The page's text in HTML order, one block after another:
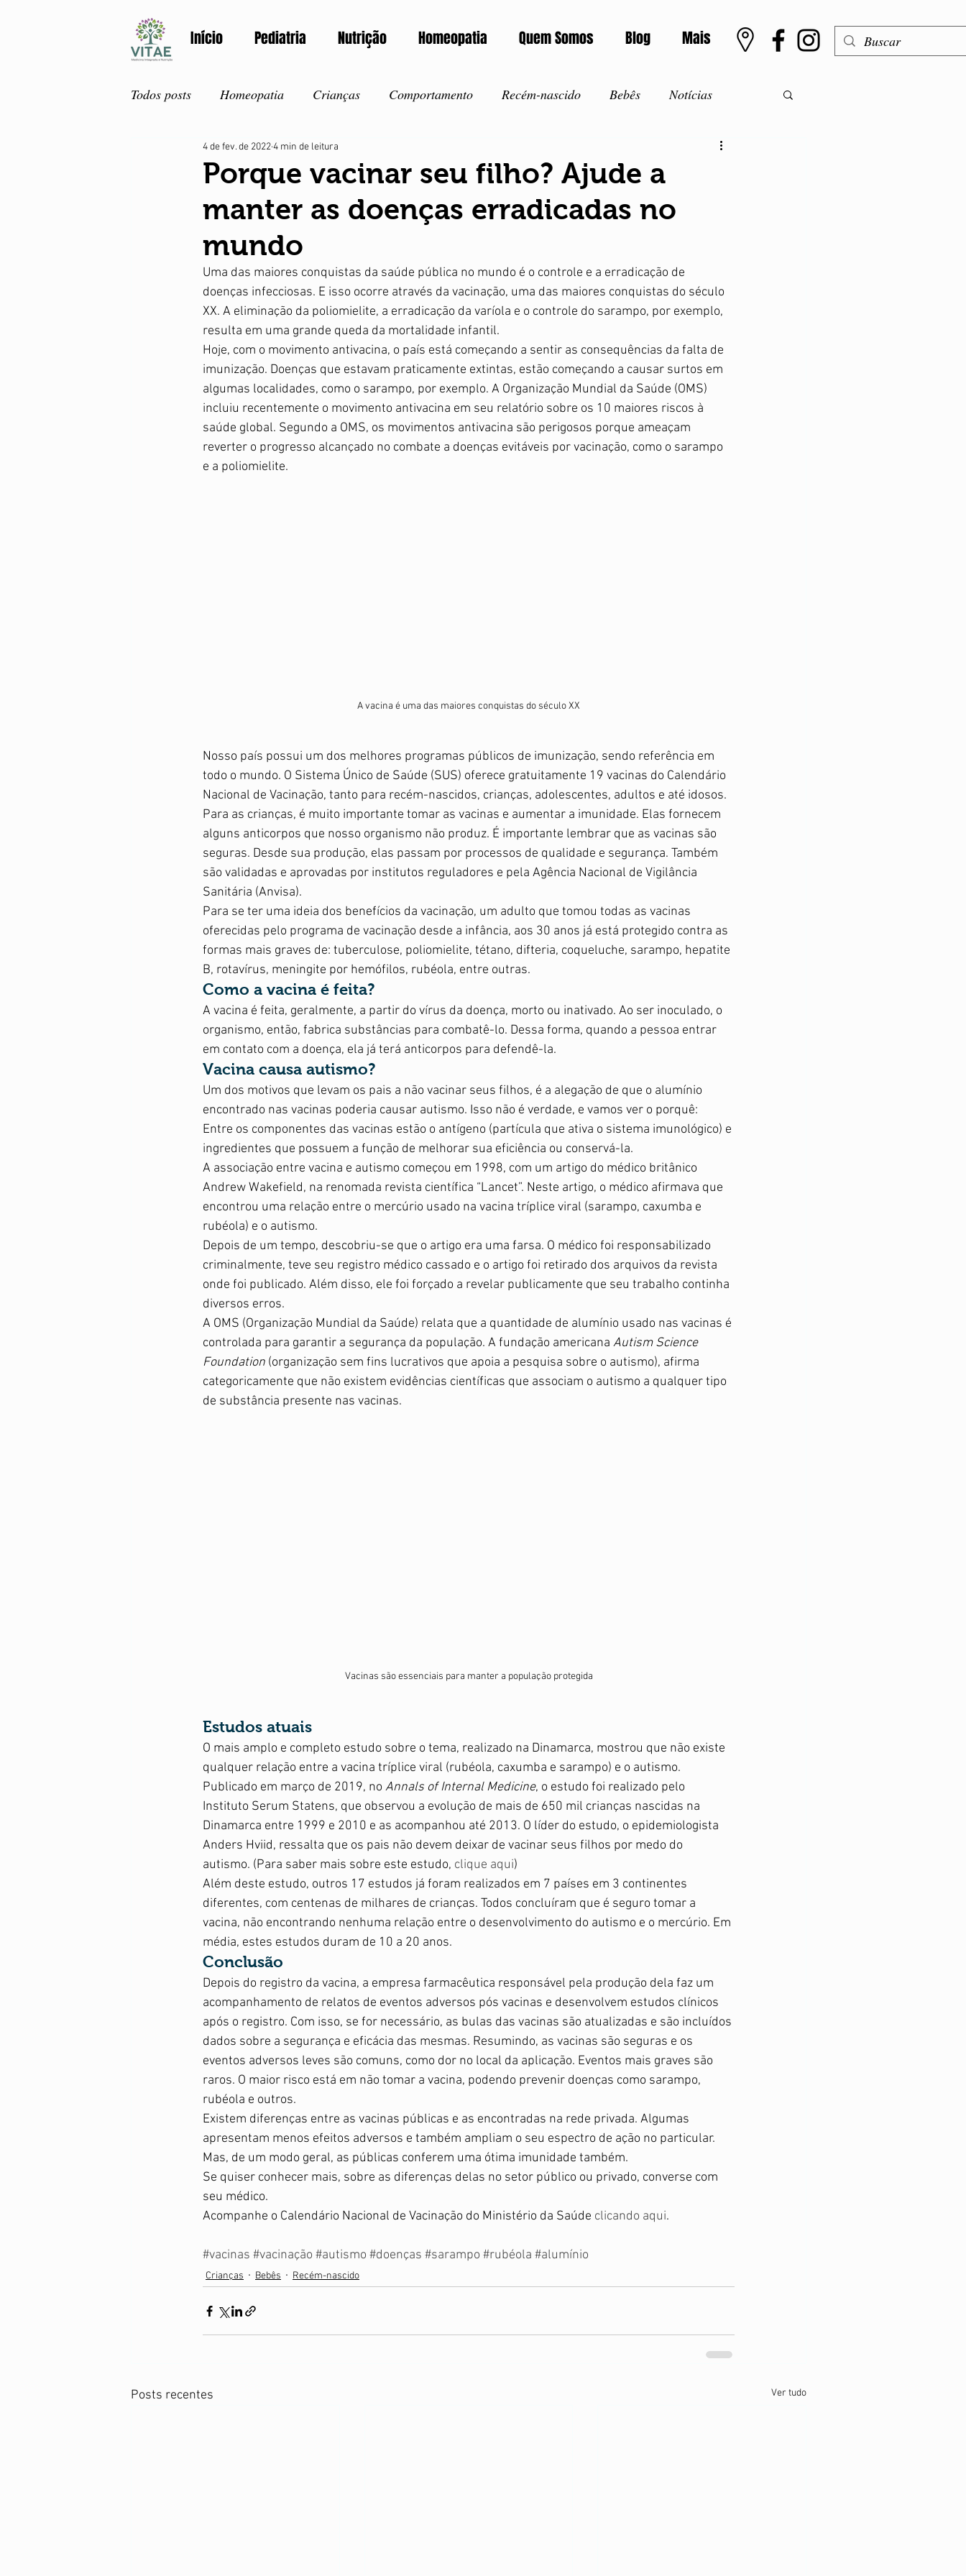
Início Pediatria Nutrição Homeopatia Quem Somos Blog Mais
Todos posts Homeopatia Crianças Comportamento Recém-nascido Bebês Notícias
Atualidades Primeiros socorros Meningite
Adolescentes Detox Vida saudável Amamentação Vacinação Inverno Alergias
Primavera Nutrição Verão Ansiedade Corona Vírus Covid-19 Intolerância a lactose
Suplementação Violência obstétrica Treino
Porque vacinar seu filho? Ajude a
manter as doenças erradicadas no
mundo
4 de fev. de 20224 min de leitura
Uma das maiores conquistas da saúde pública no mundo é o controle e a erradicação de
doenças infecciosas. E isso ocorre através da vacinação, uma das maiores conquistas do século
XX. A eliminação da poliomielite, a erradicação da varíola e o controle do sarampo, por exemplo,
resulta em uma grande queda da mortalidade infantil.
Hoje, com o movimento antivacina, o país está começando a sentir as consequências da falta de
imunização. Doenças que estavam praticamente extintas, estão começando a causar surtos em
algumas localidades, como o sarampo, por exemplo. A Organização Mundial da Saúde (OMS)
incluiu recentemente o movimento antivacina em seu relatório sobre os 10 maiores riscos à
saúde global. Segundo a OMS, os movimentos antivacina são perigosos porque ameaçam
reverter o progresso alcançado no combate a doenças evitáveis por vacinação, como o sarampo
e a poliomielite.
A vacina é uma das maiores conquistas do século XX
Nosso país possui um dos melhores programas públicos de imunização, sendo referência em
todo o mundo. O Sistema Único de Saúde (SUS) oferece gratuitamente 19 vacinas do Calendário
Nacional de Vacinação, tanto para recém-nascidos, crianças, adolescentes, adultos e até idosos.
Para as crianças, é muito importante tomar as vacinas e aumentar a imunidade. Elas fornecem
alguns anticorpos que nosso organismo não produz. É importante lembrar que as vacinas são
seguras. Desde sua produção, elas passam por processos de qualidade e segurança. Também
são validadas e aprovadas por institutos reguladores e pela Agência Nacional de Vigilância
Sanitária (Anvisa).
Para se ter uma ideia dos benefícios da vacinação, um adulto que tomou todas as vacinas
oferecidas pelo programa de vacinação desde a infância, aos 30 anos já está protegido contra as
formas mais graves de: tuberculose, poliomielite, tétano, difteria, coqueluche, sarampo, hepatite
B, rotavírus, meningite por hemófilos, rubéola, entre outras.
Como a vacina é feita?
A vacina é feita, geralmente, a partir do vírus da doença, morto ou inativado. Ao ser inoculado, o
organismo, então, fabrica substâncias para combatê-lo. Dessa forma, quando a pessoa entrar
em contato com a doença, ela já terá anticorpos para defendê-la.
Vacina causa autismo?
Um dos motivos que levam os pais a não vacinar seus filhos, é a alegação de que o alumínio
encontrado nas vacinas poderia causar autismo. Isso não é verdade, e vamos ver o porquê:
Entre os componentes das vacinas estão o antígeno (partícula que ativa o sistema imunológico) e
ingredientes que possuem a função de melhorar sua eficiência ou conservá-la.
A associação entre vacina e autismo começou em 1998, com um artigo do médico britânico
Andrew Wakefield, na renomada revista científica “Lancet”. Neste artigo, o médico afirmava que
encontrou uma relação entre o mercúrio usado na vacina tríplice viral (sarampo, caxumba e
rubéola) e o autismo.
Depois de um tempo, descobriu-se que o artigo era uma farsa. O médico foi responsabilizado
criminalmente, teve seu registro médico cassado e o artigo foi retirado dos arquivos da revista
onde foi publicado. Além disso, ele foi forçado a revelar publicamente que seu trabalho continha
diversos erros.
A OMS (Organização Mundial da Saúde) relata que a quantidade de alumínio usado nas vacinas é
controlada para garantir a segurança da população. A fundação americana Autism Science
Foundation (organização sem fins lucrativos que apoia a pesquisa sobre o autismo), afirma
categoricamente que não existem evidências científicas que associam o autismo a qualquer tipo
de substância presente nas vacinas.
Vacinas são essenciais para manter a população protegida
Estudos atuais
O mais amplo e completo estudo sobre o tema, realizado na Dinamarca, mostrou que não existe
qualquer relação entre a vacina tríplice viral (rubéola, caxumba e sarampo) e o autismo.
Publicado em março de 2019, no Annals of Internal Medicine, o estudo foi realizado pelo
Instituto Serum Statens, que observou a evolução de mais de 650 mil crianças nascidas na
Dinamarca entre 1999 e 2010 e as acompanhou até 2013. O líder do estudo, o epidemiologista
Anders Hviid, ressalta que os pais não devem deixar de vacinar seus filhos por medo do
autismo. (Para saber mais sobre este estudo, clique aqui)
Além deste estudo, outros 17 estudos já foram realizados em 7 países em 3 continentes
diferentes, com centenas de milhares de crianças. Todos concluíram que é seguro tomar a
vacina, não encontrando nenhuma relação entre o desenvolvimento do autismo e o mercúrio. Em
média, estes estudos duram de 10 a 20 anos.
Conclusão
Depois do registro da vacina, a empresa farmacêutica responsável pela produção dela faz um
acompanhamento de relatos de eventos adversos pós vacinas e desenvolvem estudos clínicos
após o registro. Com isso, se for necessário, as bulas das vacinas são atualizadas e são incluídos
dados sobre a segurança e eficácia das mesmas. Resumindo, as vacinas são seguras e os
eventos adversos leves são comuns, como dor no local da aplicação. Eventos mais graves são
raros. O maior risco está em não tomar a vacina, podendo prevenir doenças como sarampo,
rubéola e outros.
Existem diferenças entre as vacinas públicas e as encontradas na rede privada. Algumas
apresentam menos efeitos adversos e também ampliam o seu espectro de ação no particular.
Mas, de um modo geral, as públicas conferem uma ótima imunidade também.
Se quiser conhecer mais, sobre as diferenças delas no setor público ou privado, converse com
seu médico.
Acompanhe o Calendário Nacional de Vacinação do Ministério da Saúde clicando aqui.
#vacinas #vacinação #autismo #doenças #sarampo #rubéola #alumínio
Crianças Bebês Recém-nascido
Posts recentes Ver tudo